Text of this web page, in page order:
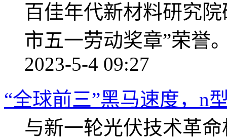
百佳年代新材料研究
市五一劳动奖章”荣誉
2023-5-4 09:27
“全球前三”黑马速度，n
与新一轮光伏技术革